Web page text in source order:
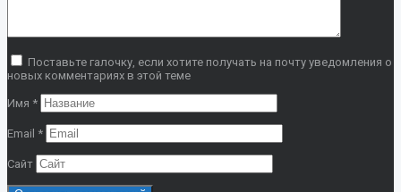
Поставьте галочку, если хотите получать на почту уведомления о
новых комментариях в этой теме
Имя *
Email *
Сайт